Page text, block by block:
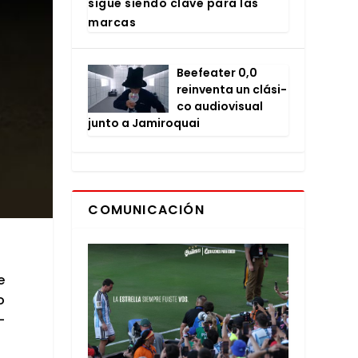
sigue sien­do cla­ve para las
mar­cas
Bee­fea­ter 0,0
rein­ven­ta un clá­si­
co audio­vi­sual
jun­to a Jami­ro­quai
COMUNICACIÓN